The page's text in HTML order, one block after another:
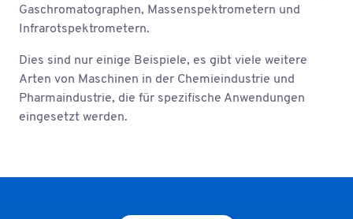
Gaschromatographen, Massenspektrometern und
Infrarotspektrometern.
Dies sind nur einige Beispiele, es gibt viele weitere
Arten von Maschinen in der Chemieindustrie und
Pharmaindustrie, die für spezifische Anwendungen
eingesetzt werden.